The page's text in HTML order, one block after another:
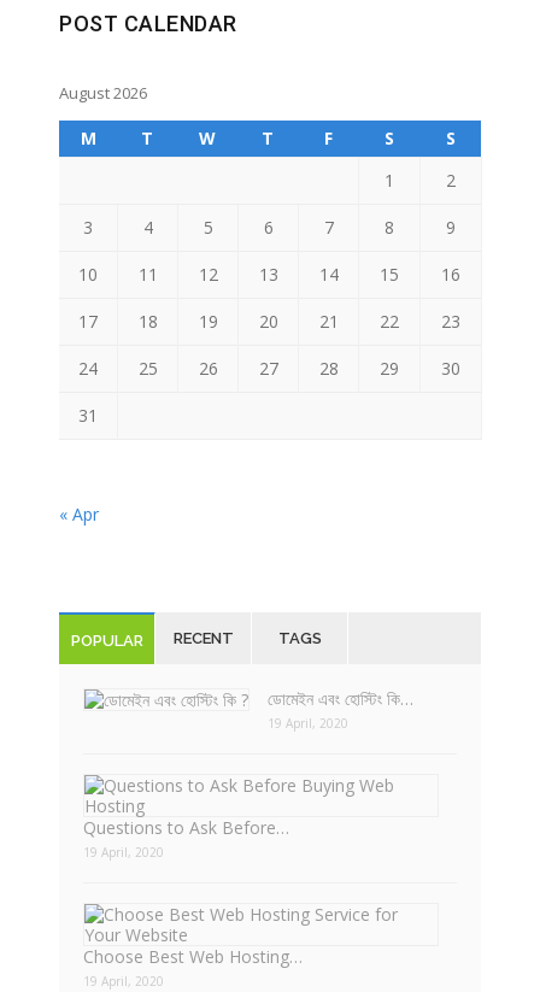
POST CALENDAR
August 2026
M T W T F S
S
1
2
3 4 5 6 7 8 9
10 11 12 13 14 15 16
17 18 19 20 21 22 23
24 25 26 27 28 29 30
31
« Apr
POPULAR RECENT TAGS
ডোমেইন এবং হোস্টিং কি…
19 April, 2020
Questions to Ask Before…
19 April, 2020
Choose Best Web Hosting…
19 April, 2020